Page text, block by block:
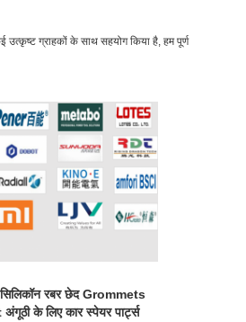
ग्राहकों के साथ सहयोग किया है, हम पूर्ण